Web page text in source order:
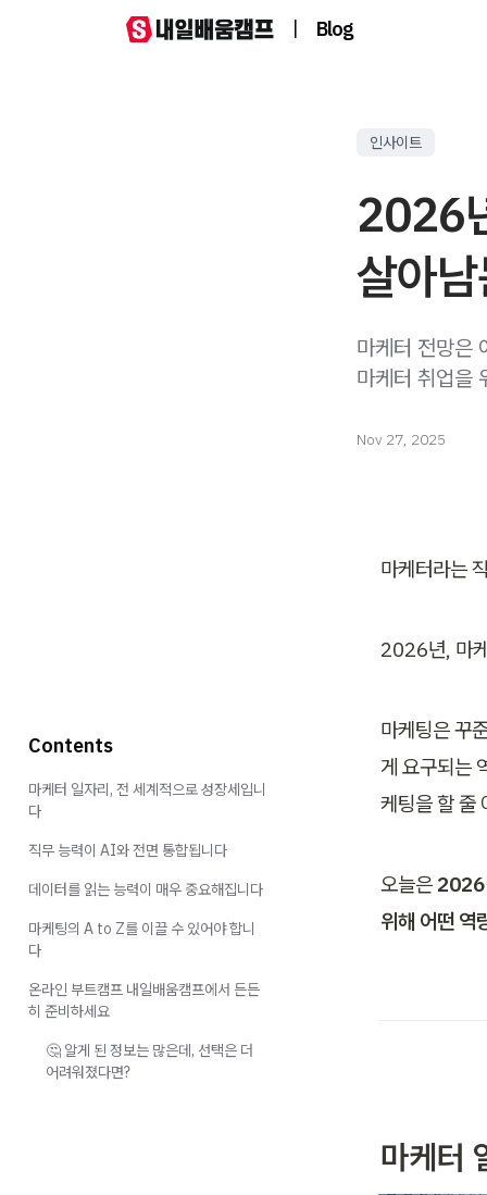
| Blog
인사이트
2026
살아
마케터 전망은
마케터 취업을
Nov 27, 2025
마케터라는
2026년, 마
마케팅은 꾸
게 요구되는
케팅을 할 줄
오늘은 2026
위해 어떤 역
마케터
Contents
마케터 일자리, 전 세계적으로 성장세입니
다
직무 능력이 AI와 전면 통합됩니다
데이터를 읽는 능력이 매우 중요해집니다
마케팅의 A to Z를 이끌 수 있어야 합니
다
온라인 부트캠프 내일배움캠프에서 든든
히 준비하세요
🤔 알게 된 정보는 많은데, 선택은 더
어려워졌다면?